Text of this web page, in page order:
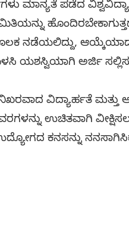
ಮಾನ್ಯತೆ ಪಡೆದ
ನಡೆಯಲಿದ್ದು,
ಯಶಸ್ವಿಯಾಗಿ ಅರ್ಜಿ
ವಿದ್ಯಾರ್ಹತೆ ಮತ್ತು
ಉಚಿತವಾಗಿ
ಕನಸನ್ನು